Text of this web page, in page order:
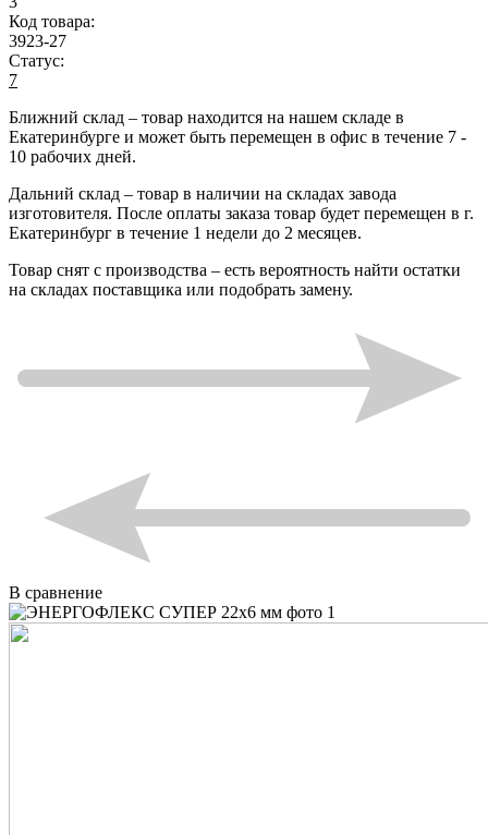
Код товара:
3923-27
Статус:
7
Ближний склад – товар находится на нашем складе в
Екатеринбурге и может быть перемещен в офис в течение 7 -
10 рабочих дней.
Дальний склад – товар в наличии на складах завода
изготовителя. После оплаты заказа товар будет перемещен в г.
Екатеринбург в течение 1 недели до 2 месяцев.
Товар снят с производства – есть вероятность найти остатки
на складах поставщика или подобрать замену.
В сравнение